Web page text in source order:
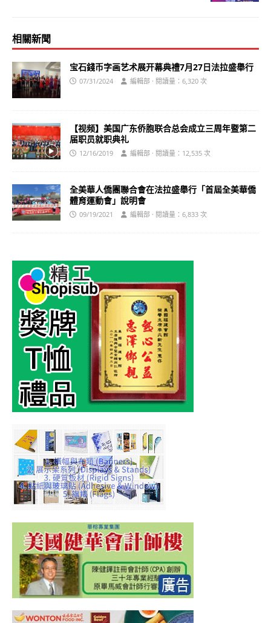
相關新聞
宝石錢币字画艺术展开幕典禮7月27日法拉盛舉行
07/31/2024 編輯部 · 閱讀量：6,320 次
【视频】美国广东侨胞联合总会成立三周年暨第二
届职员就职典礼
12/16/2019 編輯部 · 閱讀量：12,535 次
全美華⼈僑團聯合會在法拉盛舉行「首屆全美華僑
體育運動會」說明會
09/19/2021 編輯部 · 閱讀量：6,833 次